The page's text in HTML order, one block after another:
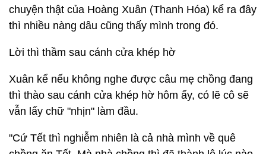
chuyện thật của Hoàng Xuân (Thanh Hóa) kể ra đây
thì nhiều nàng dâu cũng thấy mình trong đó.
Lời thì thầm sau cánh cửa khép hờ
Xuân kể nếu không nghe được câu mẹ chồng đang
thì thào sau cánh cửa khép hờ hôm ấy, có lẽ cô sẽ
vẫn lấy chữ "nhịn" làm đầu.
"Cứ Tết thì nghiễm nhiên là cả nhà mình về quê